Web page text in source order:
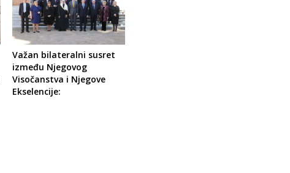
Važan bilateralni susret
između Njegovog
Visočanstva i Njegove
Ekselencije: